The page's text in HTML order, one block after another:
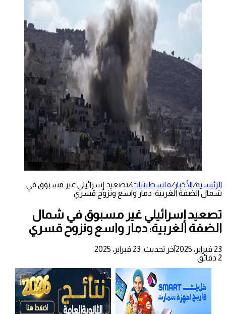
الرئيسية/الأخبار/فلسطينيات/تصعيد إسرائيلي غير مسبوق في
شمال الضفة الغربية: دمار واسع ونزوح قسري
تصعيد إسرائيلي غير مسبوق في شمال
الضفة الغربية: دمار واسع ونزوح قسري
23 فبراير، 2025
آخر تحديث: 23 فبراير، 2025
2 دقائق